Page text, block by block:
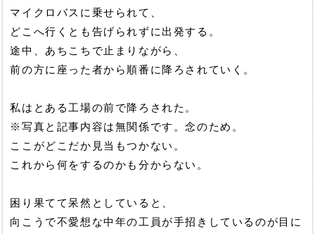
マイクロバスに乗せられて、
どこへ行くとも告げられずに出発する。
途中、あちこちで止まりながら、
前の方に座った者から順番に降ろされていく。
私はとある工場の前で降ろされた。
※写真と記事内容は無関係です。念のため。
ここがどこだか見当もつかない。
これから何をするのかも分からない。
困り果てて呆然としていると、
向こうで不愛想な中年の工員が手招きしているのが目に